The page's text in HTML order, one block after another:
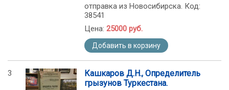
отправка из Новосибирска. Код:
38541
Цена: 25000 руб.
Добавить в корзину
3
Кашкаров Д.Н., Определитель
грызунов Туркестана.